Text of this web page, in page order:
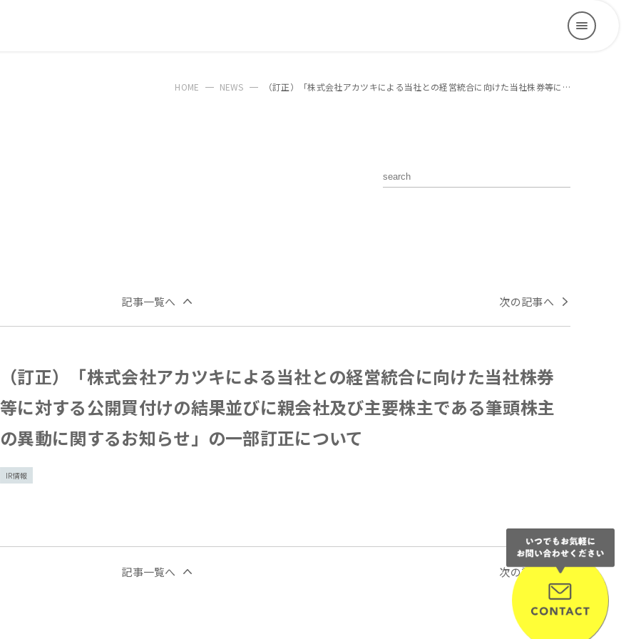
HOME NEWS （訂正）「株式会社アカツキによる当社との経営統合に向けた当社株券等に…
記事一覧へ 次の記事へ
（訂正）「株式会社アカツキによる当社との経営統合に向けた当社株券
等に対する公開買付けの結果並びに親会社及び主要株主である筆頭株主
の異動に関するお知らせ」の一部訂正について
IR情報
記事一覧へ 次の記事へ